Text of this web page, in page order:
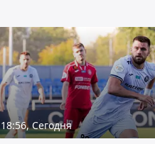
18:56, Сегодня